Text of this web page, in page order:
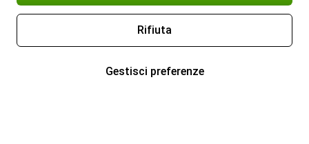
Rifiuta
Gestisci preferenze